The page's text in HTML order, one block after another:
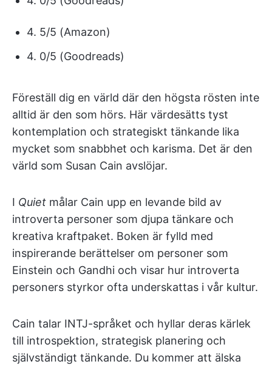
4. 5/5 (Amazon)
4. 0/5 (Goodreads)
Föreställ dig en värld där den högsta rösten inte
alltid är den som hörs. Här värdesätts tyst
kontemplation och strategiskt tänkande lika
mycket som snabbhet och karisma. Det är den
värld som Susan Cain avslöjar.
I Quiet målar Cain upp en levande bild av
introverta personer som djupa tänkare och
kreativa kraftpaket. Boken är fylld med
inspirerande berättelser om personer som
Einstein och Gandhi och visar hur introverta
personers styrkor ofta underskattas i vår kultur.
Cain talar INTJ-språket och hyllar deras kärlek
till introspektion, strategisk planering och
självständigt tänkande. Du kommer att älska